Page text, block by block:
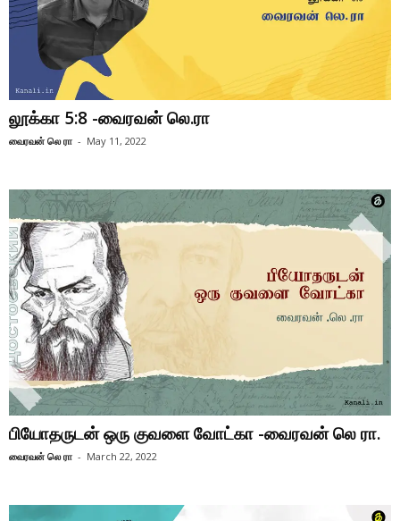
லூக்கா 5:8 -வைரவன் லெ.ரா
வைரவன் லெ ரா - May 11, 2022
பியோதருடன் ஒரு குவளை வோட்கா -வைரவன் லெ ரா.
வைரவன் லெ ரா - March 22, 2022